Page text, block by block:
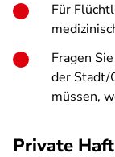
Für
Fragen
der Stadt/
müssen,
Private